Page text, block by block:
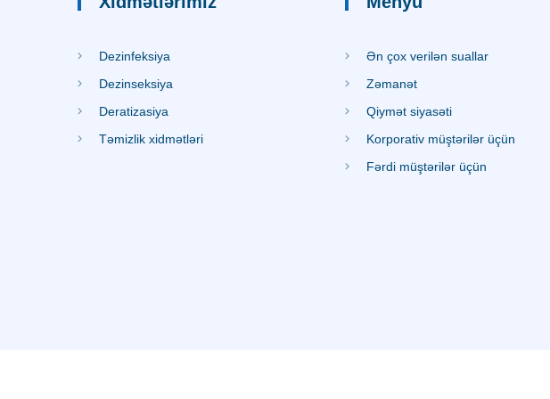
Dezinfeksiya
Dezinseksiya
Deratizasiya
Təmizlik xidmətləri
Ən çox verilən suallar
Zəmanət
Qiymət siyasəti
Korporativ müştərilər üçün
Fərdi müştərilər üçün